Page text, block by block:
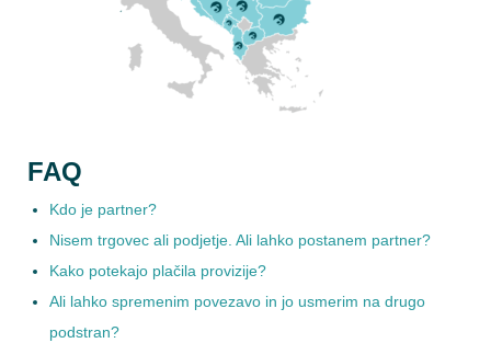
FAQ
Kdo je partner?
Nisem trgovec ali podjetje. Ali lahko postanem partner?
Kako potekajo plačila provizije?
Ali lahko spremenim povezavo in jo usmerim na drugo
podstran?